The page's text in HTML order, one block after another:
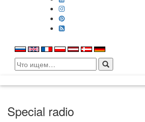
Search
for:
Special radio